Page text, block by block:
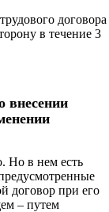
договора
в течение 3
внесении
Но в нем есть
договор при его
– путем